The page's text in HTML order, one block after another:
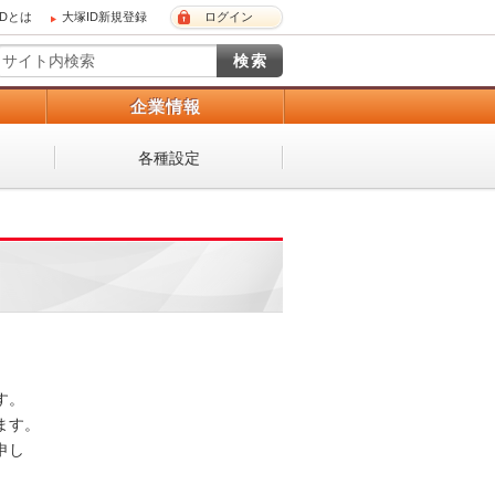
とは 大塚ID新規登録 ログイン
企業情報
各種設定
。
す。
し